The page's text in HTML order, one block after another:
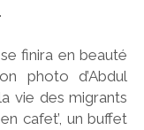
finira en beauté
photo d’Abdul
vie des migrants
cafet’, un buffet